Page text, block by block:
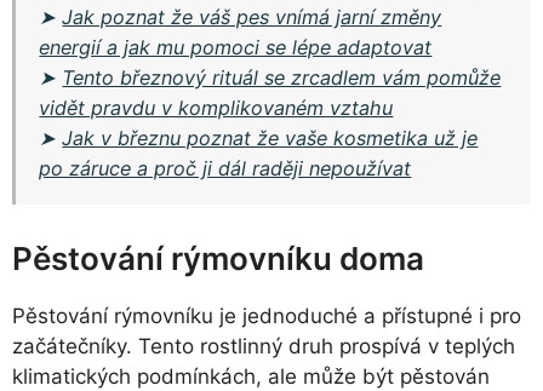
➤Jak poznat že váš pes vnímá jarní změny
energií a jak mu pomoci se lépe adaptovat
➤ Tento březnový rituál se zrcadlem vám pomůže
vidět pravdu v komplikovaném vztahu
➤Jak v březnu poznat že vaše kosmetika už je
po záruce a proč ji dál raději nepoužívat
Pěstování rýmovníku doma
Pěstování rýmovníku je jednoduché a přístupné i pro
začátečníky. Tento rostlinný druh prospívá v teplých
klimatických podmínkách, ale může být pěstován